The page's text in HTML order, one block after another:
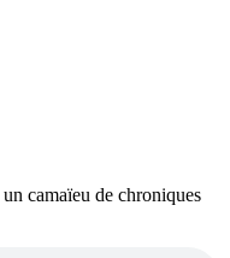
camaïeu de chroniques